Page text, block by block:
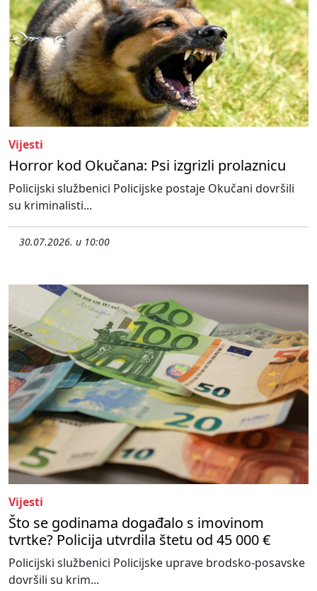
Vijesti
Horror kod Okučana: Psi izgrizli prolaznicu
Policijski službenici Policijske postaje Okučani dovršili
su kriminalisti...
30.07.2026. u 10:00
Vijesti
Što se godinama događalo s imovinom
tvrtke? Policija utvrdila štetu od 45 000 €
Policijski službenici Policijske uprave brodsko-posavske
dovršili su krim...